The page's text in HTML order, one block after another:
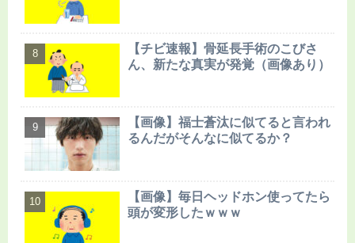
【チビ速報】骨延長手術のこびさ
ん、新たな真実が発覚（画像あり）
【画像】福士蒼汰に似てると言われ
るんだがそんなに似てるか？
【画像】毎日ヘッドホン使ってたら
頭が変形したｗｗｗ